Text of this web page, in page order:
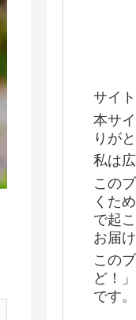
サイ
本サ
りが
私は
この
くた
で起
お届
この
ど！
です。